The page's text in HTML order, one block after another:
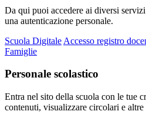
Da qui puoi accedere ai diversi
una autenticazione personale.
Scuola Digitale Accesso registro
Famiglie
Personale scolastico
Entra nel sito della scuola con le tue
contenuti, visualizzare circolari e